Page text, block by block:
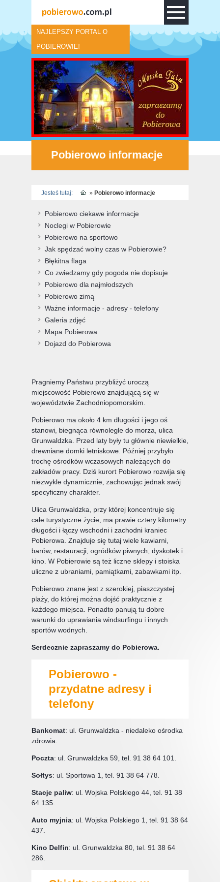
NAJLEPSZY PORTAL O
POBIEROWIE!
Pobierowo informacje
Jesteś tutaj: » Pobierowo informacje
Pobierowo ciekawe informacje
Noclegi w Pobierowie
Pobierowo na sportowo
Jak spędzać wolny czas w Pobierowie?
Błękitna flaga
Co zwiedzamy gdy pogoda nie dopisuje
Pobierowo dla najmłodszych
Pobierowo zimą
Ważne informacje - adresy - telefony
Galeria zdjęć
Mapa Pobierowa
Dojazd do Pobierowa
Pragniemy Państwu przybliżyć uroczą
miejscowość Pobierowo znajdującą się w
województwie Zachodniopomorskim.
Pobierowo ma około 4 km długości i jego oś
stanowi, biegnąca równolegle do morza, ulica
Grunwaldzka. Przed laty były tu głównie niewielkie,
drewniane domki letniskowe. Później przybyło
trochę ośrodków wczasowych należących do
zakładów pracy. Dziś kurort Pobierowo rozwija się
niezwykle dynamicznie, zachowując jednak swój
specyficzny charakter.
Ulica Grunwaldzka, przy której koncentruje się
całe turystyczne życie, ma prawie cztery kilometry
długości i łączy wschodni i zachodni kraniec
Pobierowa. Znajduje się tutaj wiele kawiarni,
barów, restauracji, ogródków piwnych, dyskotek i
kino. W Pobierowie są też liczne sklepy i stoiska
uliczne z ubraniami, pamiątkami, zabawkami itp.
Pobierowo znane jest z szerokiej, piaszczystej
plaży, do której można dojść praktycznie z
każdego miejsca. Ponadto panują tu dobre
warunki do uprawiania windsurfingu i innych
sportów wodnych.
Serdecznie zapraszamy do Pobierowa.
Pobierowo -
przydatne adresy i
telefony
Bankomat: ul. Grunwaldzka - niedaleko ośrodka
zdrowia.
Poczta: ul. Grunwaldzka 59, tel. 91 38 64 101.
Sołtys: ul. Sportowa 1, tel. 91 38 64 778.
Stacje paliw: ul. Wojska Polskiego 44, tel. 91 38
64 135.
Auto myjnia: ul. Wojska Polskiego 1, tel. 91 38 64
437.
Kino Delfin: ul. Grunwaldzka 80, tel. 91 38 64
286.